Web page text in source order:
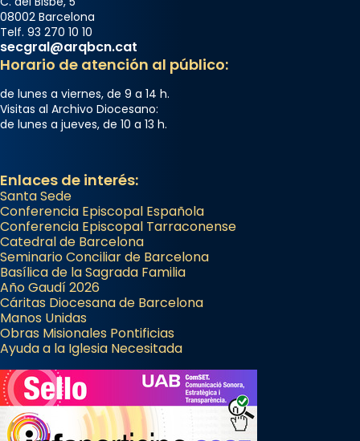
08002 Barcelona
Telf. 93 270 10 10
secgral@arqbcn.cat
Horario de atención al público:
de lunes a viernes, de 9 a 14 h.
Visitas al Archivo Diocesano:
de lunes a jueves, de 10 a 13 h.
Enlaces de interés:
Santa Sede
Conferencia Episcopal Española
Conferencia Episcopal Tarraconense
Catedral de Barcelona
Seminario Conciliar de Barcelona
Basílica de la Sagrada Familia
Año Gaudí 2026
Cáritas Diocesana de Barcelona
Manos Unidas
Obras Misionales Pontificias
Ayuda a la Iglesia Necesitada